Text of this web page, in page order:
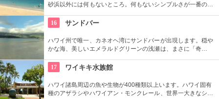
砂浜以外には何もないところ。何もないシンプルさが一番の売
しまうような穴場です。住宅地から海へ抜ける小道も風情あり
ます。
16 サンドバー
ハワイ州で唯一、カネオヘ湾にサンドバーが出現します。穏や
かな海、美しいエメラルドグリーンの浅瀬は、まさに「奇
ーが組まれているので、ぜひ利用してみて。
17 ワイキキ水族館
ハワイ諸島周辺の魚や生物が400種類以上います。ハワイ固有
種のアザラシやハワイアン・モンクレール、世界一大きなシャ